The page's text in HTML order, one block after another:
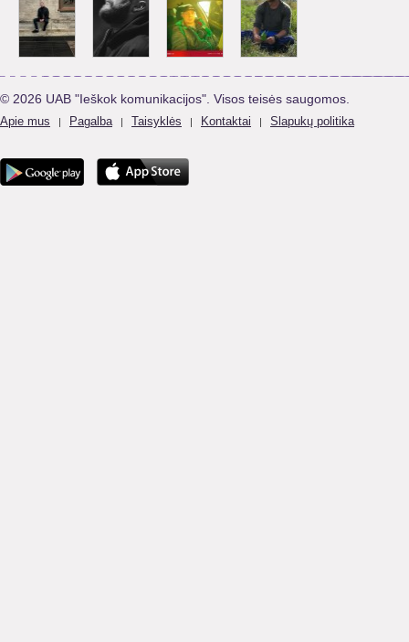
© 2026 UAB "Ieškok komunikacijos". Visos teisės saugomos.
Apie mus | Pagalba | Taisyklės | Kontaktai | Slapukų politika